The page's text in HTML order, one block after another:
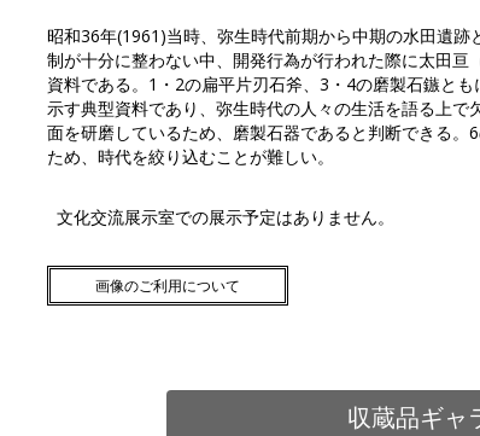
昭和36年(1961)当時、弥生時代前期から中期の水田遺
制が十分に整わない中、開発行為が行われた際に太田
資料である。1・2の扁平片刃石斧、3・4の磨製石鏃と
示す典型資料であり、弥生時代の人々の生活を語る上
面を研磨しているため、磨製石器であると判断できる
ため、時代を絞り込むことが難しい。
文化交流展示室での展示予定はありません。
画像のご利用について
収蔵品ギャ